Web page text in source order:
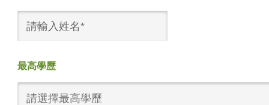
最高學歷
請選擇最高學歷